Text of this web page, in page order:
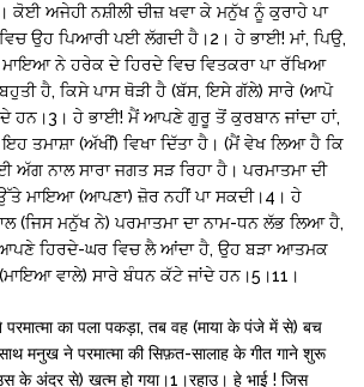
ਕੋਈ ਅਜੇਹੀ ਨਸ਼ੀਲੀ ਚੀਜ਼ ਖਵਾ ਕੇ ਮਨੁੱਖ ਨੂੰ ਕੁਰਾਹੇ ਪਾ
ਉਹ ਪਿਆਰੀ ਪਈ ਲੱਗਦੀ ਹੈ।2। ਹੇ ਭਾਈ! ਮਾਂ, ਪਿਉ,
ਨੇ ਹਰੇਕ ਦੇ ਹਿਰਦੇ ਵਿਚ ਵਿਤਕਰਾ ਪਾ ਰੱਖਿਆ
ਹੈ, ਕਿਸੇ ਪਾਸ ਥੋੜੀ ਹੈ (ਬੱਸ, ਇਸੇ ਗੱਲੇ) ਸਾਰੇ (ਆਪੋ
ਹਨ।3। ਹੇ ਭਾਈ! ਮੈਂ ਆਪਣੇ ਗੁਰੂ ਤੋਂ ਕੁਰਬਾਨ ਜਾਂਦਾ ਹਾਂ,
ਤਮਾਸ਼ਾ (ਅੱਖੀਂ) ਵਿਖਾ ਦਿੱਤਾ ਹੈ। (ਮੈਂ ਵੇਖ ਲਿਆ ਹੈ ਕਿ
ਨਾਲ ਸਾਰਾ ਜਗਤ ਸੜ ਰਿਹਾ ਹੈ। ਪਰਮਾਤਮਾ ਦੀ
ਮਾਇਆ (ਆਪਣਾ) ਜ਼ੋਰ ਨਹੀਂ ਪਾ ਸਕਦੀ।4। ਹੇ
(ਜਿਸ ਮਨੁੱਖ ਨੇ) ਪਰਮਾਤਮਾ ਦਾ ਨਾਮ-ਧਨ ਲੱਭ ਲਿਆ ਹੈ,
ਹਿਰਦੇ-ਘਰ ਵਿਚ ਲੈ ਆਂਦਾ ਹੈ, ਉਹ ਬੜਾ ਆਤਮਕ
ਵਾਲੇ) ਸਾਰੇ ਬੰਧਨ ਕੱਟੇ ਜਾਂਦੇ ਹਨ।5।11।
का पला पकड़ा, तब वह (माया के पंजे में से) बच
मनुख ने परमात्मा की सिफ़त-सालाह के गीत गाने शुरू
के अंदर से) खत्म हो गया।1।रहाउ। हे भाई ! जिस